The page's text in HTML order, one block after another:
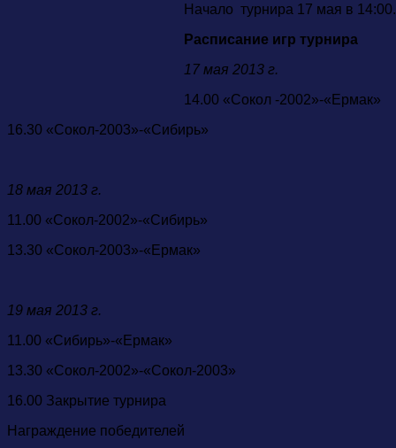
Начало турнира 17 мая в 14:00.
Расписание игр турнира
17 мая 2013 г.
14.00 «Сокол -2002»-«Ермак»
16.30 «Сокол-2003»-«Сибирь»
18 мая 2013 г.
11.00 «Сокол-2002»-«Сибирь»
13.30 «Сокол-2003»-«Ермак»
19 мая 2013 г.
11.00 «Сибирь»-«Ермак»
13.30 «Сокол-2002»-«Сокол-2003»
16.00 Закрытие турнира
Награждение победителей